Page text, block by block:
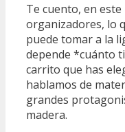
Te cuento, en
organizadores, lo
puede tomar a la
depende *cuánto
carrito que has
hablamos de
grandes
madera.